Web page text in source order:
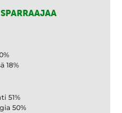
18%
51%
50%